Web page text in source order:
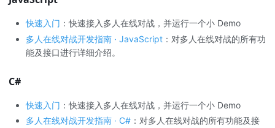
快速入门 ：快速接入多人在线对战，并运行一个小 Demo
多人在线对战开发指南 · JavaScript ：对多人在线对战的所有功
能及接口进行详细介绍。
C#
快速入门 ：快速接入多人在线对战，并运行一个小 Demo
多人在线对战开发指南 · C# ：对多人在线对战的所有功能及接